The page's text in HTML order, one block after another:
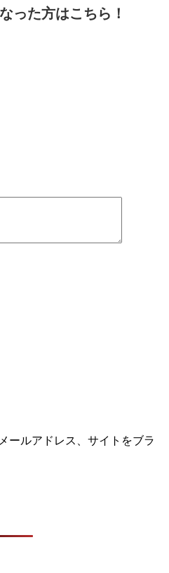
った方はこちら！
ールアドレス、サイトをブラ